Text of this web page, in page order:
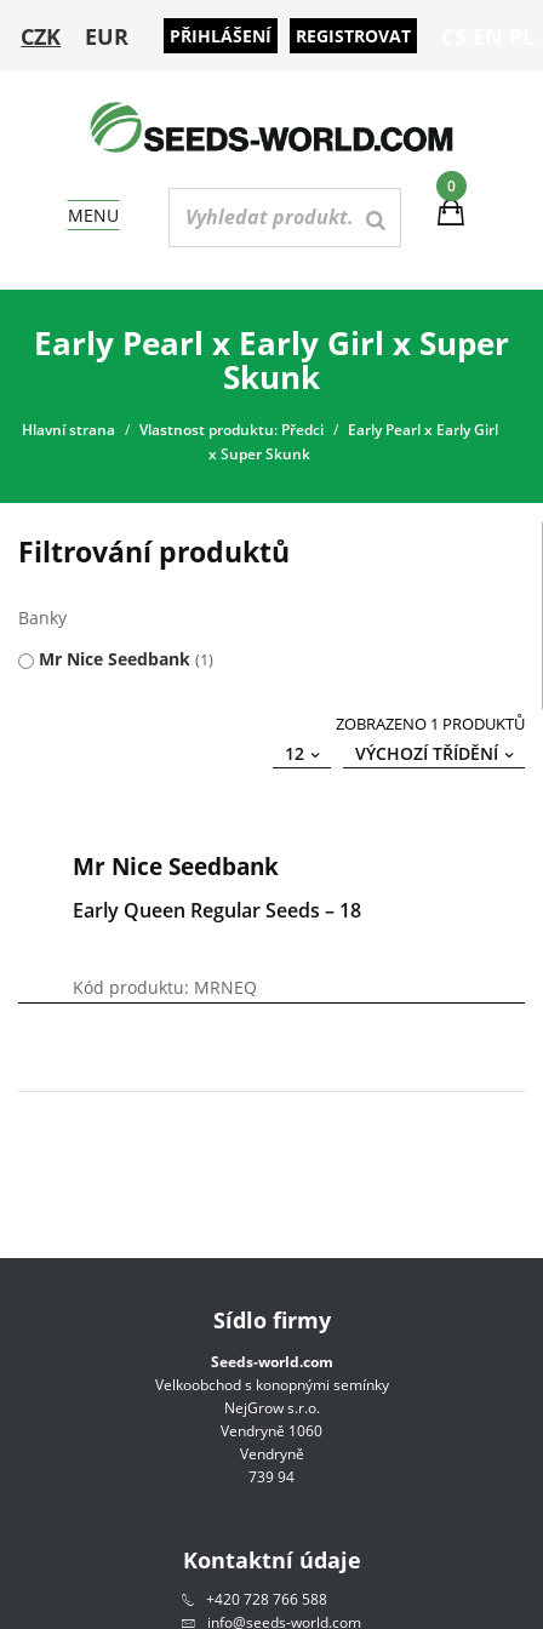
CZK EUR PŘIHLÁŠENÍ REGISTROVAT
0
MENU
Early Pearl x Early Girl x Super
Skunk
Hlavní strana Vlastnost produktu: Předci
Early Pearl x Early Girl
x Super Skunk
Filtrování produktů
Banky
Mr Nice Seedbank 1
ZOBRAZENO 1 PRODUKTŮ
VÝCHOZÍ TŘÍDĚNÍ
12
Mr Nice Seedbank
Early Queen Regular Seeds – 18
Kód produktu: MRNEQ
Sídlo firmy
Seeds-world.com
Velkoobchod s konopnými semínky
NejGrow s.r.o.
Vendryně 1060
Vendryně
739 94
Kontaktní údaje
+420 728 766 588
info@seeds-world.com